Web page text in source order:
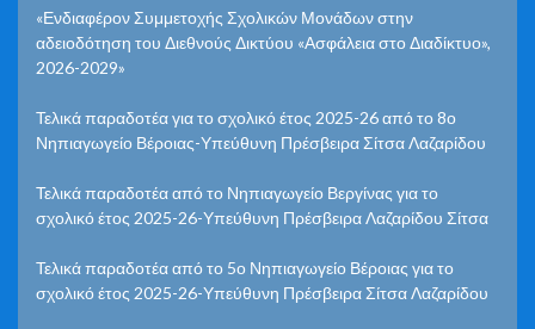
«Ενδιαφέρον Συμμετοχής Σχολικών Μονάδων στην
αδειοδότηση του Διεθνούς Δικτύου «Ασφάλεια στο Διαδίκτυο»,
2026-2029»
Τελικά παραδοτέα για το σχολικό έτος 2025-26 από το 8ο
Νηπιαγωγείο Βέροιας-Υπεύθυνη Πρέσβειρα Σίτσα Λαζαρίδου
Τελικά παραδοτέα από το Νηπιαγωγείο Βεργίνας για το
σχολικό έτος 2025-26-Υπεύθυνη Πρέσβειρα Λαζαρίδου Σίτσα
Τελικά παραδοτέα από το 5ο Νηπιαγωγείο Βέροιας για το
σχολικό έτος 2025-26-Υπεύθυνη Πρέσβειρα Σίτσα Λαζαρίδου